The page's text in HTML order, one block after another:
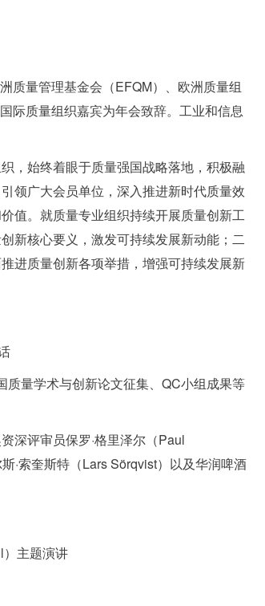
质量管理基金会（EFQM）、欧洲质量组
际质量组织嘉宾为年会致辞。工业和信息
，始终着眼于质量强国战略落地，积极融
领广大会员单位，深入推进新时代质量效
值。就质量专业组织持续开展质量创新工
新核心要义，激发可持续发展新动能；二
进质量创新各项举措，增强可持续发展新
量学术与创新论文征集、QC小组成果等
深评审员保罗·格里泽尔（Paul
·索奎斯特（Lars Sörqvist）以及华润啤酒
）主题演讲